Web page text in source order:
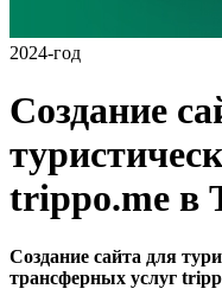
2024-год
Создание
trippo.me в
Создание сайта для
трансферных услуг